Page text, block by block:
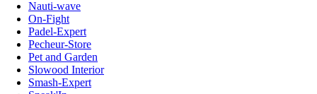
Nauti-wave
On-Fight
Padel-Expert
Pecheur-Store
Pet and Garden
Slowood Interior
Smash-Expert